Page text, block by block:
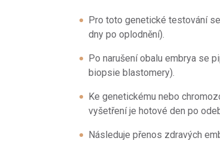
Pro toto genetické testování
dny po oplodnění).
Po narušení obalu embrya se
biopsie blastomery).
Ke genetickému nebo
vyšetření je hotové den po
Následuje přenos zdravých